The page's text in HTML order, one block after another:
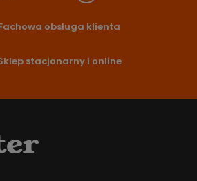
obsługa klienta
stacjonarny i online